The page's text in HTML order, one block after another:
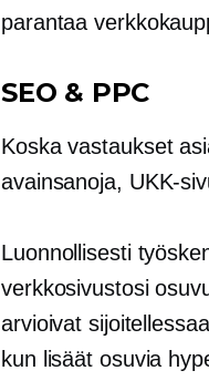
parantaa
SEO & PPC
Koska vastaukset
avainsanoja, UKK-
Luonnollisesti
verkkosivustosi
arvioivat
kun lisäät osuvia